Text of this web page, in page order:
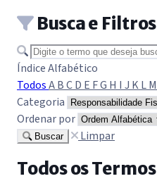
Busca e Filtros
Buscar termo
Índice Alfabético
TodosABCD E FG H I J KLM
Categoria
Ordenar por
Buscar Limpar
Todos os Termos